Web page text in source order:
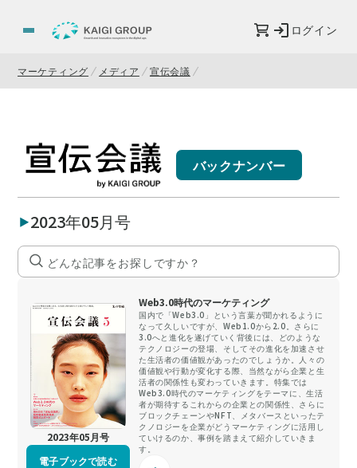
ログイン
マーケティング メディア 宣伝会議
バックナンバー
2023年05月号
2023年05月号
電子ブックで読む
Web3.0時代のマーケティング
国内で「Web3.0」という言葉が聞かれるように
なって久しいですが、Web1.0から2.0。さらに
3.0へと進化を遂げていく背後には、どのような
テクノロジーの登場、そしてその進化を加速させ
た生活者の価値観があったのでしょうか。人々の
価値観や行動が変化する際、当然ながら企業と生
活者の関係性も変わっていきます。特集では
Web3.0時代のマーケティングをテーマに、生活
者が期待するこれからの企業との関係性、さらに
ブロックチェーンやNFT、メタバースといったテ
クノロジーを企業がどうマーケティングに活用し
ていけるのか、事例を踏まえて紹介していきま
す。